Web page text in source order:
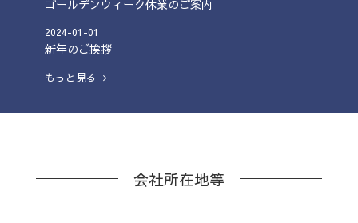
ゴールデンウィーク休業のご案内
2024-01 -01
新年のご挨拶
もっと見る
会社所在地等